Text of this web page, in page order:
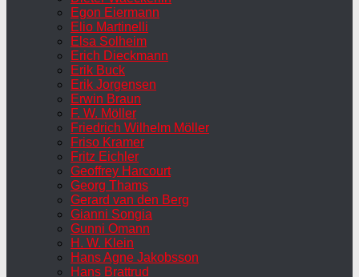
Egon Eiermann
Elio Martinelli
Elsa Solheim
Erich Dieckmann
Erik Buck
Erik Jorgensen
Erwin Braun
F. W. Möller
Friedrich Wilhelm Möller
Friso Kramer
Fritz Eichler
Geoffrey Harcourt
Georg Thams
Gerard van den Berg
Gianni Songia
Gunni Omann
H. W. Klein
Hans Agne Jakobsson
Hans Brattrud